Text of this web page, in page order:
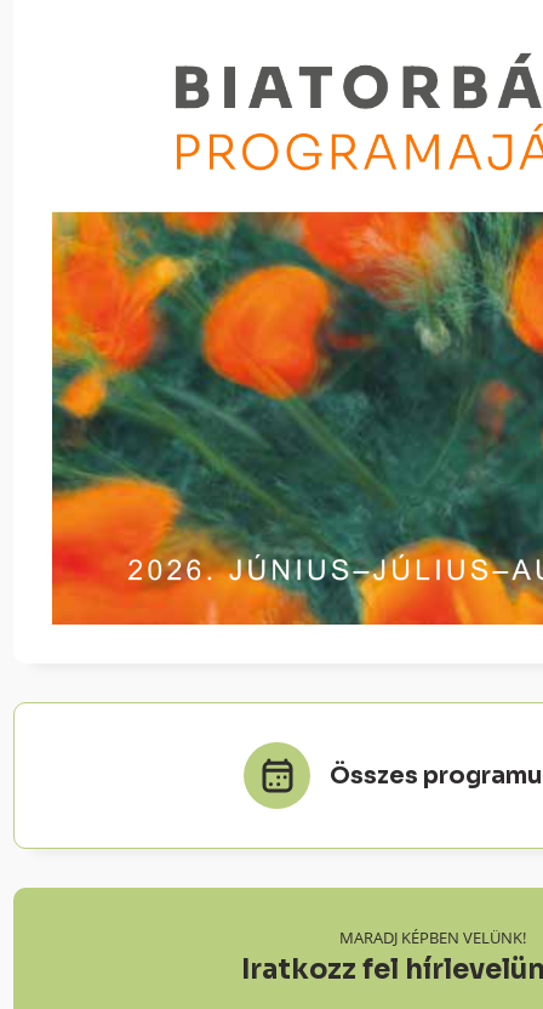
Összes
MARADJ KÉPBEN VELÜNK!
Iratkozz fel